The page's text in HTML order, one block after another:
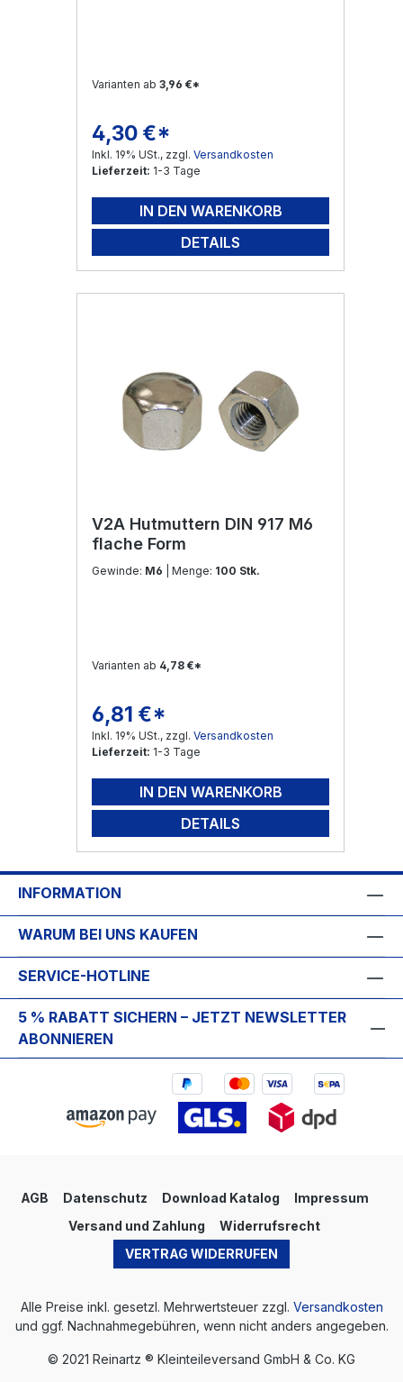
Varianten ab 3,96 €*
Regulärer Preis:
4,30 €*
Inkl. 19% USt., zzgl. Versandkosten
Lieferzeit: 1-3 Tage
IN DEN WARENKORB
DETAILS
V2A Hutmuttern DIN 917 M6
flache Form
Gewinde: M6 | Menge: 100 Stk.
Varianten ab 4,78 €*
Regulärer Preis:
6,81 €*
Inkl. 19% USt., zzgl. Versandkosten
Lieferzeit: 1-3 Tage
IN DEN WARENKORB
DETAILS
INFORMATION
WARUM BEI UNS KAUFEN
SERVICE-HOTLINE
5 % RABATT SICHERN – JETZT NEWSLETTER
ABONNIEREN
AGB Datenschutz Download Katalog
Impressum
Versand und Zahlung
Widerrufsrecht
VERTRAG WIDERRUFEN
Alle Preise inkl. gesetzl. Mehrwertsteuer zzgl. Versandkosten
und ggf. Nachnahmegebühren, wenn nicht anders angegeben.
© 2021 Reinartz ® Kleinteileversand GmbH & Co. KG